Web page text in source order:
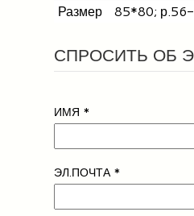
Размер
85*80;
СПРОСИТЬ ОБ
ИМЯ *
ЭЛ.ПОЧТА*